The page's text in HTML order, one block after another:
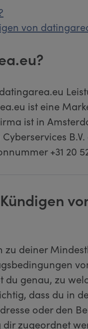
von
ist eine
ist in
+31 20
deiner
du genau, zu
dass du in
oder den
dir zugeordnet